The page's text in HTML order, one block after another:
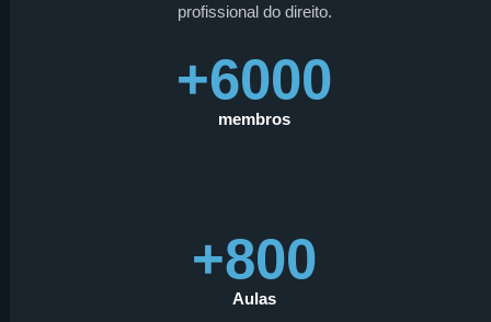
profissional do direito.
+6000
membros
+800
Aulas